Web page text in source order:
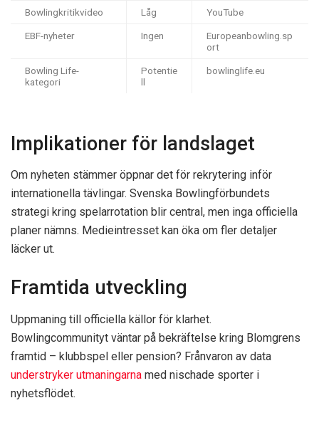
Bowlingkritikvideo Låg YouTube
EBF-nyheter Ingen
Europeanbowling.sp
ort
Bowling Life-
kategori
Potentie
ll
bowlinglife.eu
Implikationer för landslaget
Om nyheten stämmer öppnar det för rekrytering inför
internationella tävlingar. Svenska Bowlingförbundets
strategi kring spelarrotation blir central, men inga officiella
planer nämns. Medieintresset kan öka om fler detaljer
läcker ut.
Framtida utveckling
Uppmaning till officiella källor för klarhet.
Bowlingcommunityt väntar på bekräftelse kring Blomgrens
framtid – klubbspel eller pension? Frånvaron av data
understryker utmaningarna med nischade sporter i
nyhetsflödet.